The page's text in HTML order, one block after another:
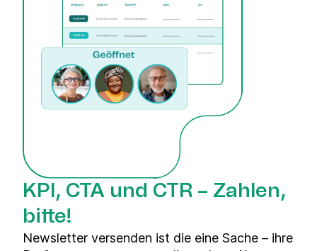
KPI, CTA und CTR – Zahlen,
bitte!
Newsletter versenden ist die eine Sache – ihre